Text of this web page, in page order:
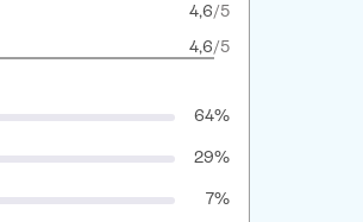
4,6/5
4,6/5
64%
29%
7%